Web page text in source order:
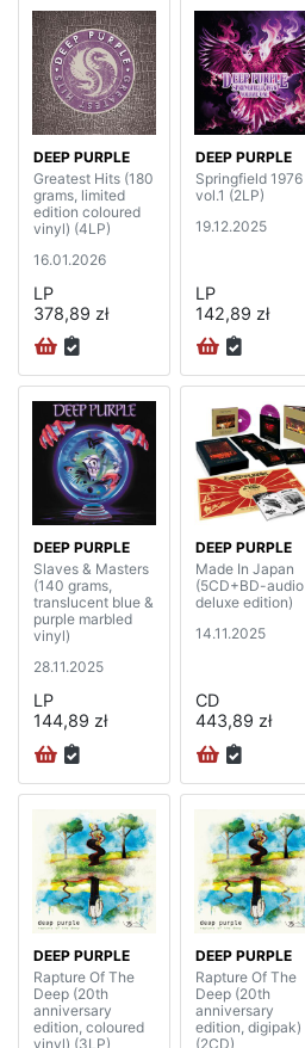
DEEP PURPLE
Greatest Hits (180
grams, limited
edition coloured
vinyl) (4LP)
16.01.2026
LP
378,89 zł
DEEP PURPLE
Springfield 1976
vol.1 (2LP)
19.12.2025
LP
142,89 zł
DEEP PURPLE
Slaves & Masters
(140 grams,
translucent blue &
purple marbled
vinyl)
28.11.2025
LP
144,89 zł
DEEP PURPLE
Made In Japan
(5CD+BD-audio
deluxe edition)
14.11.2025
CD
443,89 zł
DEEP PURPLE
Rapture Of The
Deep (20th
anniversary
edition, coloured
vinyl) (3LP)
DEEP PURPLE
Rapture Of The
Deep (20th
anniversary
edition, digipak)
(2CD)